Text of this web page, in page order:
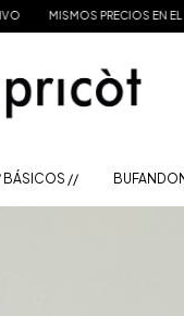
SIN MíNIMO DE
BÁSICOS //